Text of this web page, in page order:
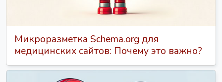
Микроразметка Schema.org для
медицинских сайтов: Почему это важно?